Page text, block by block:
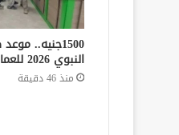
1500جنيه..
النبوي 2026 للعمالة غير المنتظمة
منذ 46 دقيقة